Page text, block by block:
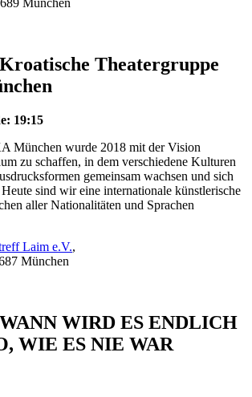
München
Kroatische Theatergruppe
19:15
München wurde 2018 mit der Vision
zu schaffen, in dem verschiedene Kulturen
gemeinsam wachsen und sich
sind wir eine internationale künstlerische
aller Nationalitäten und Sprachen
Laim e.V.,
München
WANN WIRD ES ENDLICH
WIE ES NIE WAR